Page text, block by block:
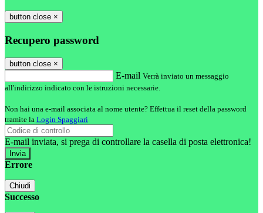
button close ×
Recupero password
button close ×
E-mail Verrà inviato un messaggio
all'indirizzo indicato con le istruzioni necessarie.
Non hai una e-mail associata al nome utente? Effettua il reset della password
tramite la Login Spaggiari
E-mail inviata, si prega di controllare la casella di posta elettronica!
Errore
Chiudi
Successo